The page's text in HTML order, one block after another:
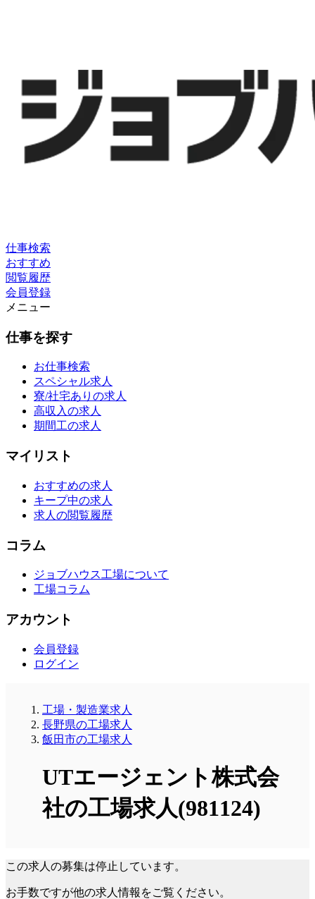
仕事検索
おすすめ
閲覧履歴
会員登録
メニュー
仕事を探す
お仕事検索
スペシャル求人
寮/社宅ありの求人
高収入の求人
期間工の求人
マイリスト
おすすめの求人
キープ中の求人
求人の閲覧履歴
コラム
ジョブハウス工場について
工場コラム
アカウント
会員登録
ログイン
工場・製造業求人
長野県の工場求人
飯田市の工場求人
UTエージェント株式会
社の工場求人(981124)
この求人の募集は停止しています。
お手数ですが他の求人情報をご覧ください。